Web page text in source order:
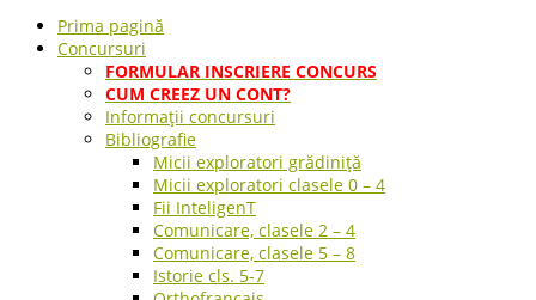
Prima pagină
Concursuri
FORMULAR INSCRIERE CONCURS
CUM CREEZ UN CONT?
Informații concursuri
Bibliografie
Micii exploratori grădiniță
Micii exploratori clasele 0 – 4
Fii InteligenT
Comunicare, clasele 2 – 4
Comunicare, clasele 5 – 8
Istorie cls. 5-7